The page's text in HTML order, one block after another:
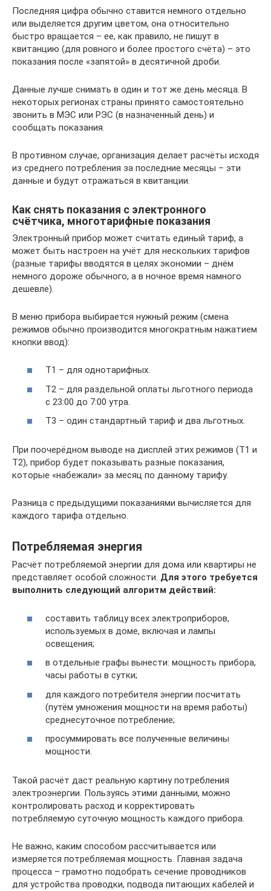
Последняя цифра обычно ставится немного отдельно
или выделяется другим цветом, она относительно
быстро вращается – ее, как правило, не пишут в
квитанцию (для ровного и более простого счёта) – это
показания после «запятой» в десятичной дроби.
Данные лучше снимать в один и тот же день месяца. В
некоторых регионах страны принято самостоятельно
звонить в МЭС или РЭС (в назначенный день) и
сообщать показания.
В противном случае, организация делает расчёты исходя
из среднего потребления за последние месяцы – эти
данные и будут отражаться в квитанции.
Как снять показания с электронного
счётчика, многотарифные показания
Электронный прибор может считать единый тариф, а
может быть настроен на учёт для нескольких тарифов
(разные тарифы вводятся в целях экономии – днём
немного дороже обычного, а в ночное время намного
дешевле).
В меню прибора выбирается нужный режим (смена
режимов обычно производится многократным нажатием
кнопки ввод):
Т1 – для однотарифных.
Т2 – для раздельной оплаты льготного периода
с 23:00 до 7:00 утра.
Т3 – один стандартный тариф и два льготных.
При поочерёдном выводе на дисплей этих режимов (Т1 и
Т2), прибор будет показывать разные показания,
которые «набежали» за месяц по данному тарифу.
Разница с предыдущими показаниями вычисляется для
каждого тарифа отдельно.
Потребляемая энергия
Расчёт потребляемой энергии для дома или квартиры не
представляет особой сложности. Для этого требуется
выполнить следующий алгоритм действий:
составить таблицу всех электроприборов,
используемых в доме, включая и лампы
освещения;
в отдельные графы вынести: мощность прибора,
часы работы в сутки;
для каждого потребителя энергии посчитать
(путём умножения мощности на время работы)
среднесуточное потребление;
просуммировать все полученные величины
мощности.
Такой расчёт даст реальную картину потребления
электроэнергии. Пользуясь этими данными, можно
контролировать расход и корректировать
потребляемую суточную мощность каждого прибора.
Не важно, каким способом рассчитывается или
измеряется потребляемая мощность. Главная задача
процесса – грамотно подобрать сечение проводников
для устройства проводки, подвода питающих кабелей и